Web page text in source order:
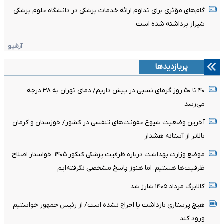
گام‌های مؤثری برای تداوم ارائه خدمات پزشکی در دانشگاه علوم پزشکی
شیراز برداشته شده است
آرشیو
پربازدیدها
۴۰ تا ۵۰ روز گرمای نسبی در پیش داریم/ دمای تهران به ۳۸ درجه
می‌رسد
آخرین وضعیت شیوع عفونت‌های تنفسی در کشور/ خوزستان و کرمان
بالاتر از آستانه هشدار
موضع وزارت بهداشت درباره ظرفیت پزشکی کنکور ۱۴۰۵: خواستار اصلاح
ظرفیت‌ها هستیم، اما هنوز پاسخ مشخصی نگرفته‌ایم
کالابرگ مرداد ۱۴۰۵ شارژ شد
هیچ پرستاری بازداشت یا اخراج نشده است/ از رئیس جمهور خواستیم
ورود کند